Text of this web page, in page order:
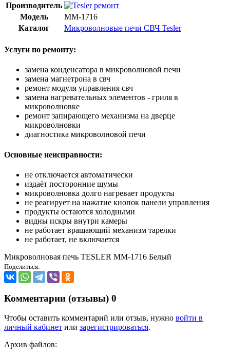
Производитель
Модель
MM-1716
Каталог
Микроволновые печи СВЧ Tesler
Услуги по ремонту:
замена конденсатора в микроволновой печи
замена магнетрона в свч
ремонт модуля управления свч
замена нагревательных элементов - гриля в
микроволновке
ремонт запирающего механизма на дверце
микроволновки
диагностика микроволновой печи
Основные неисправности:
не отключается автоматически
издаёт посторонние шумы
микроволновка долго нагревает продукты
не реагирует на нажатие кнопок панели управления
продукты остаются холодными
видны искры внутри камеры
не работает вращающий механизм тарелки
не работает, не включается
Микроволновая печь TESLER MM-1716 Белый
Поделиться:
Комментарии (отзывы) 0
Чтобы оставить комментарий или отзыв, нужно войти в
личный кабинет или зарегистрироваться.
Архив файлов: